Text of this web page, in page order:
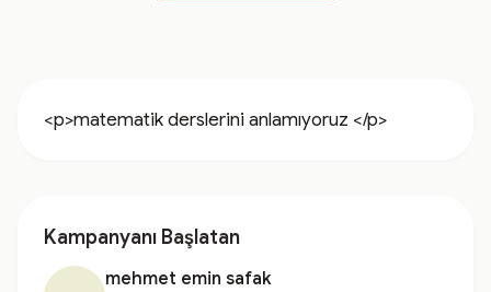
<p>matematik derslerini anlamıyoruz </p>
Kampanyanı Başlatan
mehmet emin safak